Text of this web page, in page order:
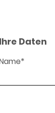
Ihre Daten